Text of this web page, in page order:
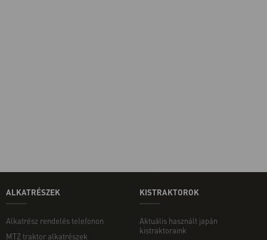
ALKATRÉSZEK
Alkatrész rendelés telefonon
MTZ traktor alkatrészek
KISTRAKTOROK
Aktuális használt japán
kistraktoraink